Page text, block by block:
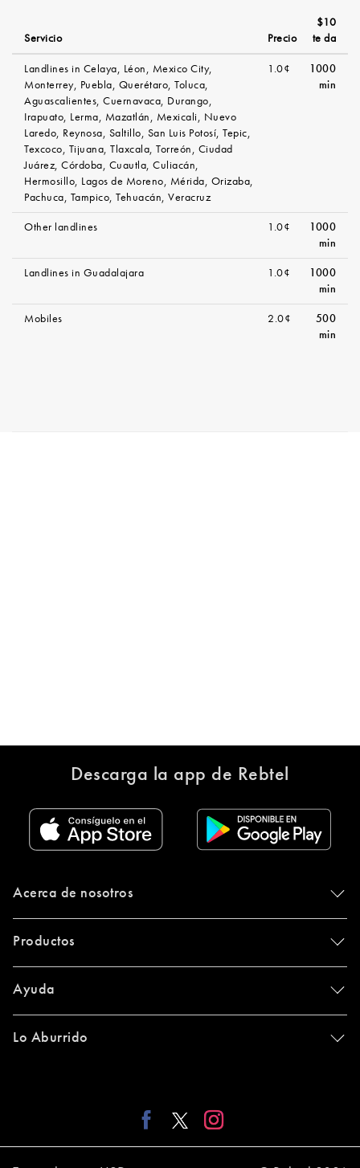
Servicio Precio
$10
te da
Landlines in Celaya, Léon, Mexico City,
Monterrey, Puebla, Querétaro, Toluca,
Aguascalientes, Cuernavaca, Durango,
Irapuato, Lerma, Mazatlán, Mexicali, Nuevo
Laredo, Reynosa, Saltillo, San Luis Potosí, Tepic,
Texcoco, Tijuana, Tlaxcala, Torreón, Ciudad
Juárez, Córdoba, Cuautla, Culiacán,
Hermosillo, Lagos de Moreno, Mérida, Orizaba,
Pachuca, Tampico, Tehuacán, Veracruz
1.0¢
1000
min
Other landlines 1.0¢
1000
min
Landlines in Guadalajara 1.0¢
1000
min
Mobiles 2.0¢
500
min
Descarga la app de Rebtel
Acerca de nosotros
Productos
Ayuda
Lo Aburrido